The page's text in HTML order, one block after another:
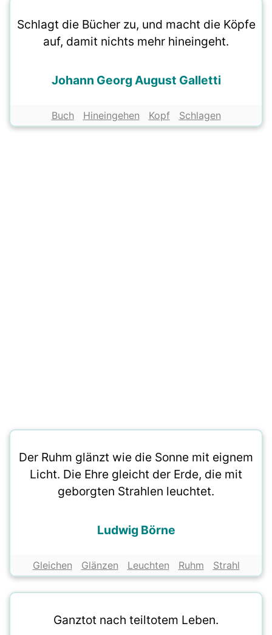
Schlagt die Bücher zu, und macht die Köpfe
auf, damit nichts mehr hineingeht.
Johann Georg August Galletti
Buch Hineingehen Kopf Schlagen
Der Ruhm glänzt wie die Sonne mit eignem
Licht. Die Ehre gleicht der Erde, die mit
geborgten Strahlen leuchtet.
Ludwig Börne
Gleichen Glänzen Leuchten Ruhm Strahl
Ganztot nach teiltotem Leben.